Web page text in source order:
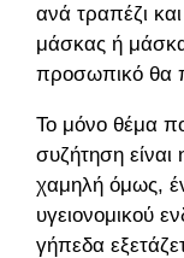
ανά τραπέζι
μάσκας ή
προσωπικό θα
Το μόνο θέμα
συζήτηση
χαμηλή όμως,
υγειονομικού
γήπεδα